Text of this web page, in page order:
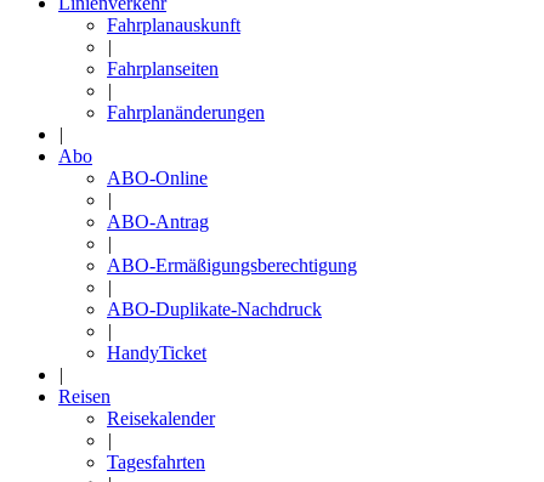
Fahrplanauskunft
|
Fahrplanseiten
|
Fahrplanänderungen
|
Abo
ABO-Online
|
ABO-Antrag
|
ABO-Ermäßigungsberechtigung
|
ABO-Duplikate-Nachdruck
|
HandyTicket
|
Reisen
Reisekalender
|
Tagesfahrten